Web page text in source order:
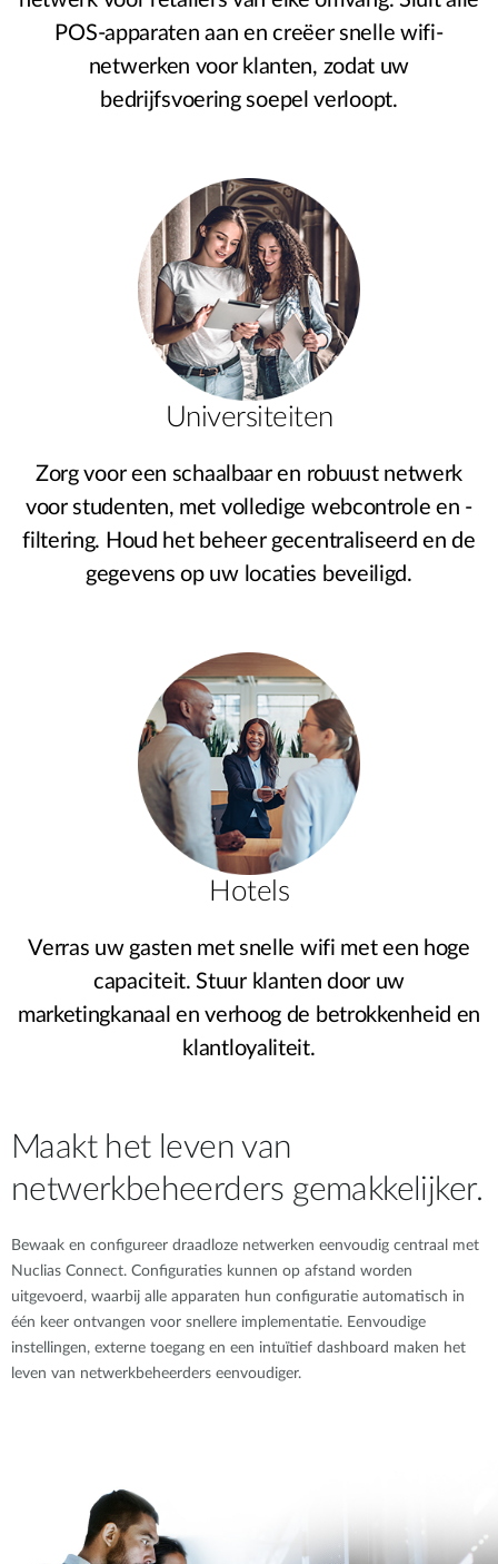
POS-apparaten aan en creëer snelle wifi-
netwerken voor klanten, zodat uw
bedrijfsvoering soepel verloopt.
Universiteiten
Zorg voor een schaalbaar en robuust netwerk
voor studenten, met volledige webcontrole en -
filtering. Houd het beheer gecentraliseerd en de
gegevens op uw locaties beveiligd.
Hotels
Verras uw gasten met snelle wifi met een hoge
capaciteit. Stuur klanten door uw
marketingkanaal en verhoog de betrokkenheid en
klantloyaliteit.
Maakt het leven van
netwerkbeheerders gemakkelijker.
Bewaak en configureer draadloze netwerken eenvoudig centraal met
Nuclias Connect. Configuraties kunnen op afstand worden
uitgevoerd, waarbij alle apparaten hun configuratie automatisch in
één keer ontvangen voor snellere implementatie. Eenvoudige
instellingen, externe toegang en een intuïtief dashboard maken het
leven van netwerkbeheerders eenvoudiger.